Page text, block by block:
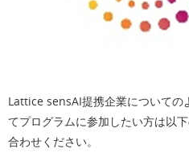
Lattice sensAI提携企業についての
てプログラムに参加したい方は以
合わせください。